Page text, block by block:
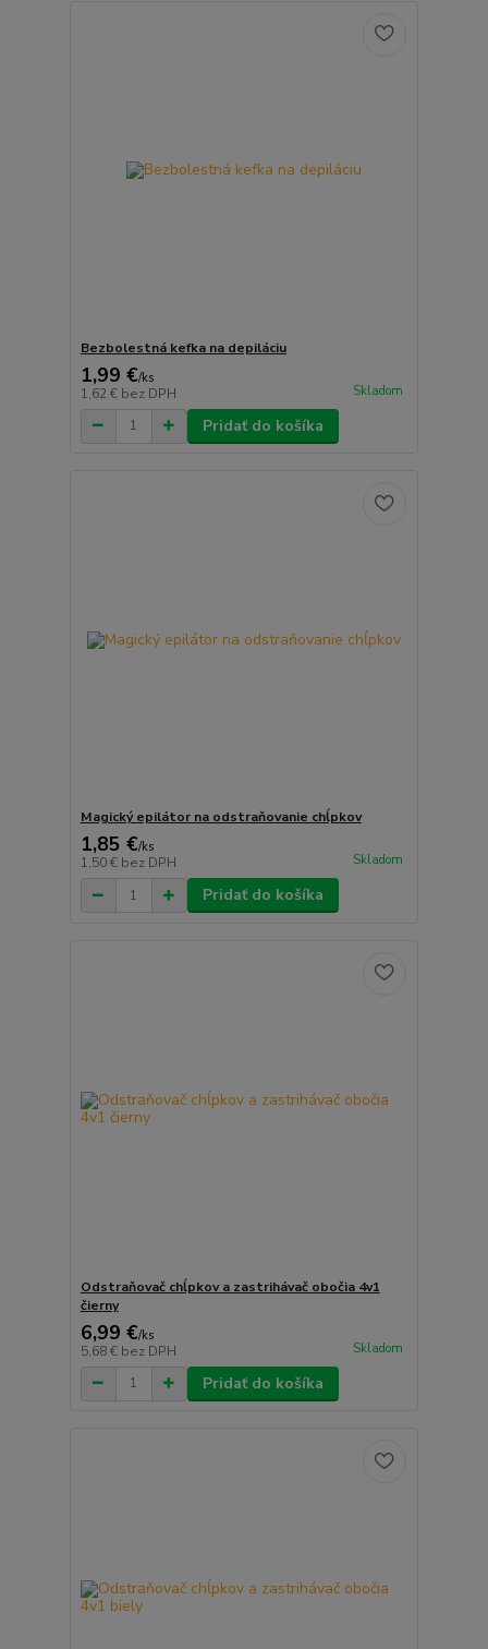
Bezbolestná kefka na depiláciu
1,99 €/ks
1,62 € bez DPH Skladom
Pridať do košíka
Magický epilátor na odstraňovanie chĺpkov
1,85 €/ks
1,50 € bez DPH Skladom
Pridať do košíka
Odstraňovač chĺpkov a zastrihávač obočia 4v1
čierny
6,99 €/ks
5,68 € bez DPH Skladom
Pridať do košíka